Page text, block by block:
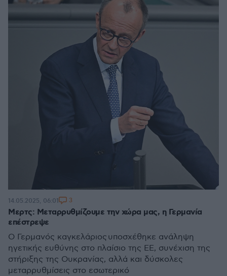
Μερτς: Μεταρρυθμίζουμε την χώρα μας, η Γερμανία
επέστρεψε
Ο Γερμανός καγκελάριος υποσχέθηκε ανάληψη
ηγετικής ευθύνης στο πλαίσιο της ΕΕ, συνέχιση της
στήριξης της Ουκρανίας, αλλά και δύσκολες
μεταρρυθμίσεις στο εσωτερικό
14.05.2025, 06:01 3